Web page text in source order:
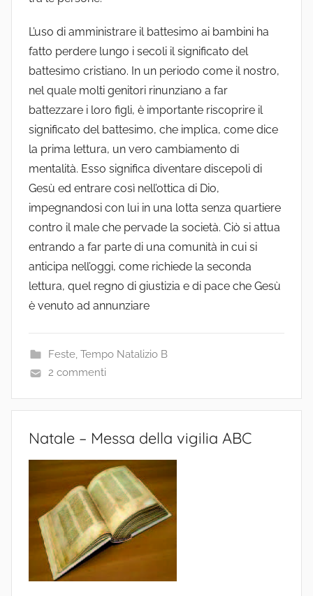
L’uso di amministrare il battesimo ai bambini ha
fatto perdere lungo i secoli il significato del
battesimo cristiano. In un periodo come il nostro,
nel quale molti genitori rinunziano a far
battezzare i loro figli, è importante riscoprire il
significato del battesimo, che implica, come dice
la prima lettura, un vero cambiamento di
mentalità. Esso significa diventare discepoli di
Gesù ed entrare così nell’ottica di Dio,
impegnandosi con lui in una lotta senza quartiere
contro il male che pervade la società. Ciò si attua
entrando a far parte di una comunità in cui si
anticipa nell’oggi, come richiede la seconda
lettura, quel regno di giustizia e di pace che Gesù
è venuto ad annunziare
Feste, Tempo Natalizio B
2 commenti
Natale – Messa della vigilia ABC